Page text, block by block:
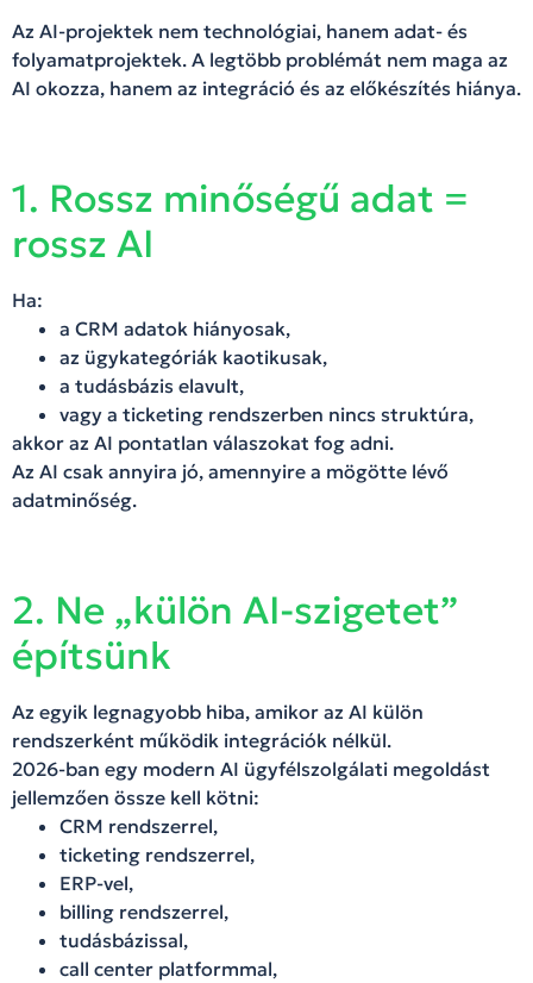
Az AI-projektek nem technológiai, hanem adat- és
folyamatprojektek. A legtöbb problémát nem maga az
AI okozza, hanem az integráció és az előkészítés hiánya.
1. Rossz minőségű adat =
rossz AI
Ha:
a CRM adatok hiányosak,
az ügykategóriák kaotikusak,
a tudásbázis elavult,
vagy a ticketing rendszerben nincs struktúra,
akkor az AI pontatlan válaszokat fog adni.
Az AI csak annyira jó, amennyire a mögötte lévő
adatminőség.
2. Ne „külön AI-szigetet”
építsünk
Az egyik legnagyobb hiba, amikor az AI külön
rendszerként működik integrációk nélkül.
2026-ban egy modern AI ügyfélszolgálati megoldást
jellemzően össze kell kötni:
CRM rendszerrel,
ticketing rendszerrel,
ERP-vel,
billing rendszerrel,
tudásbázissal,
call center platformmal,